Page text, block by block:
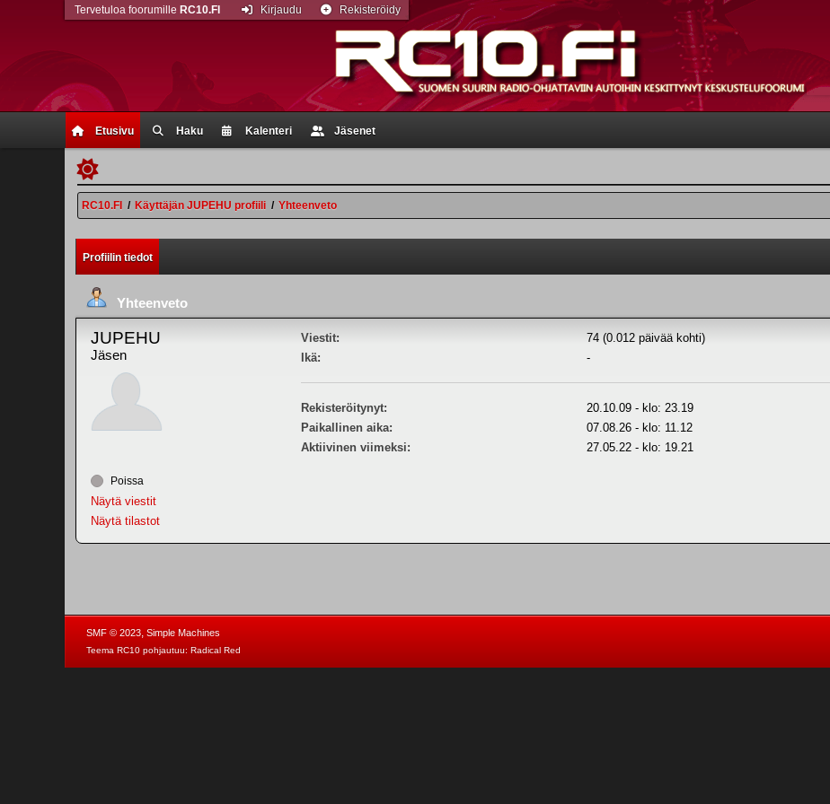
Etusivu Haku Kalenteri Jäsenet
Tervetuloa foorumille RC10.FI Kirjaudu Rekisteröidy
RC10.FI / Käyttäjän JUPEHU profiili / Yhteenveto
Profiilin tiedot
Yhteenveto
JUPEHU
Jäsen
Poissa
Näytä viestit
Näytä tilastot
Viestit:
74 (0.012 päivää kohti)
Ikä:
-
Rekisteröitynyt:
20.10.09 - klo: 23.19
Paikallinen aika:
07.08.26 - klo: 11.12
Aktiivinen viimeksi:
27.05.22 - klo: 19.21
SMF © 2023, Simple Machines
Teema RC10 pohjautuu: Radical Red